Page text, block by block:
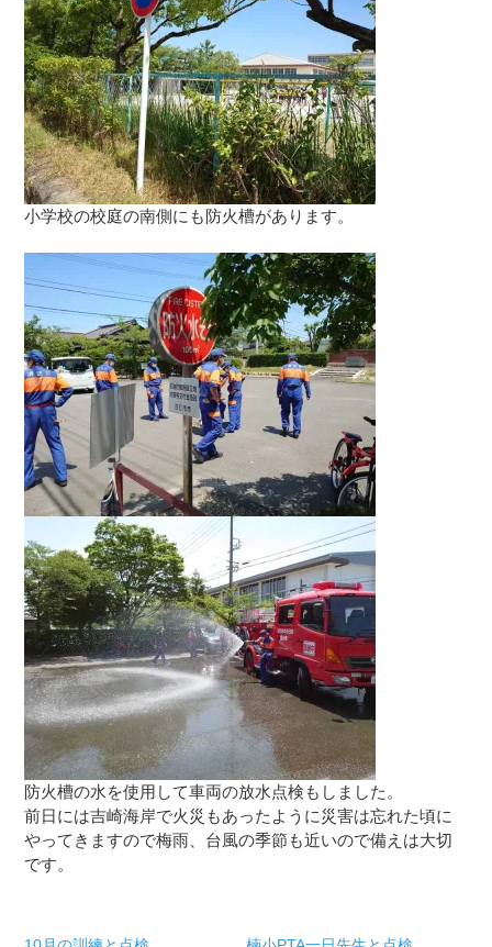
小学校の校庭の南側にも防火槽があります。
防火槽の水を使用して車両の放水点検もしました。
前日には吉崎海岸で火災もあったように災害は忘れた頃に
やってきますので梅雨、台風の季節も近いので備えは大切
です。